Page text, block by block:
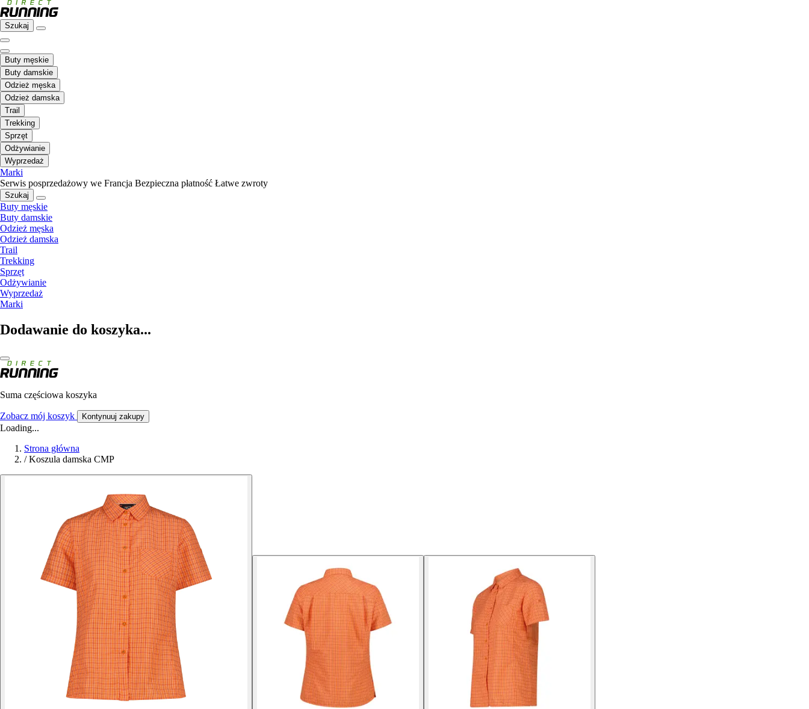
Szukaj
Buty męskie
Buty damskie
Odzież męska
Odzież damska
Trail
Trekking
Sprzęt
Odżywianie
Wyprzedaż
Marki
Serwis posprzedażowy we Francja Bezpieczna płatność Łatwe zwroty
Szukaj
Buty męskie
Buty damskie
Odzież męska
Odzież damska
Trail
Trekking
Sprzęt
Odżywianie
Wyprzedaż
Marki
Dodawanie do koszyka...
Suma częściowa koszyka
Zobacz mój koszyk Kontynuuj zakupy
Loading...
Strona główna
/ Koszula damska CMP